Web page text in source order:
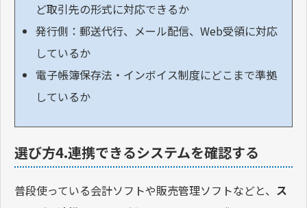
ど取引先の形式に対応できるか
発行側：郵送代行、メール配信、Web受領に対応
しているか
電子帳簿保存法・インボイス制度にどこまで準拠
しているか
選び方4.連携できるシステムを確認する
普段使っている会計ソフトや販売管理ソフトなどと、 ス